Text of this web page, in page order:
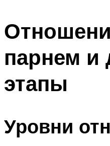
парнем и
этапы
Уровни